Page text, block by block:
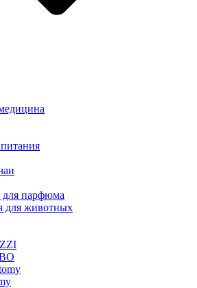
для парфюма
для животных